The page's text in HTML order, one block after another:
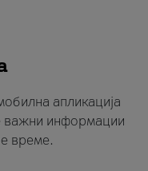
апликација
важни информации
време.